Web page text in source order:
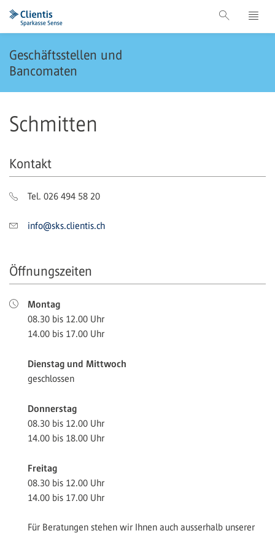
Geschäftsstellen und
Bancomaten
Schmitten
Kontakt
Tel. 026 494 58 20
info@sks.clientis.ch
Öffnungszeiten
Montag
08.30 bis 12.00 Uhr
14.00 bis 17.00 Uhr
Dienstag und Mittwoch
geschlossen
Donnerstag
08.30 bis 12.00 Uhr
14.00 bis 18.00 Uhr
Freitag
08.30 bis 12.00 Uhr
14.00 bis 17.00 Uhr
Für Beratungen stehen wir Ihnen auch ausserhalb unserer